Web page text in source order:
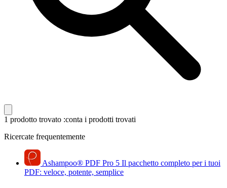
1 prodotto trovato :conta i prodotti trovati
Ricercate frequentemente
Ashampoo® PDF Pro 5 Il pacchetto completo per i tuoi
PDF: veloce, potente, semplice